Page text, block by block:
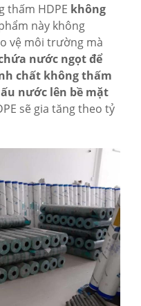
thấm HDPE không
này không
vệ môi trường mà
nước ngọt để
chất không thấm
nước lên bề mặt
sẽ gia tăng theo tỷ